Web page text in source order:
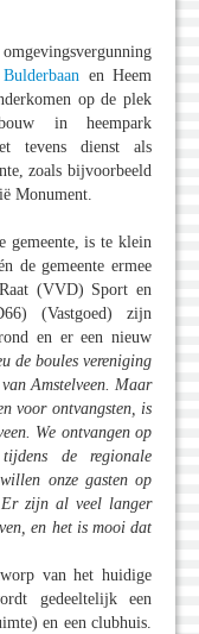
en Heem
op de plek
in heempark
tevens dienst als
zoals bijvoorbeeld
Monument.
gemeente, is te klein
de gemeente ermee
(VVD) Sport en
(Vastgoed) zijn
en er een nieuw
de boules vereniging
Amstelveen. Maar
voor ontvangsten, is
We ontvangen op
de regionale
onze gasten op
Er zijn al veel langer
en het is mooi dat
van het huidige
gedeeltelijk een
en een clubhuis.